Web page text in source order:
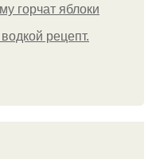
горчат яблоки
рецепт.